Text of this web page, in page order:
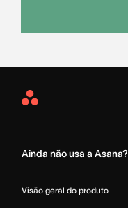
Asana
Ainda não usa a Asana?
Visão geral do produto